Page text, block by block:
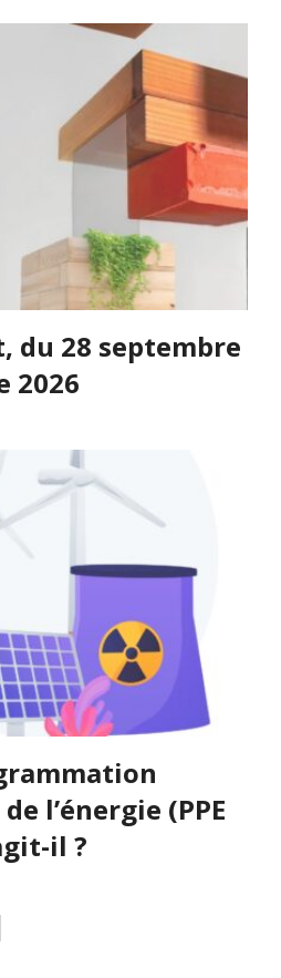
du 28 septembre
2026
l’énergie (PPE
il ?